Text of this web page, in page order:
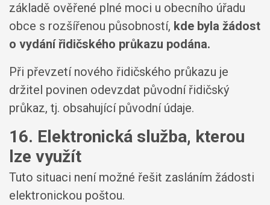
základě ověřené plné moci u obecního úřadu
obce s rozšířenou působností, kde byla žádost
o vydání řidičského průkazu podána.
Při převzetí nového řidičského průkazu je
držitel povinen odevzdat původní řidičský
průkaz, tj. obsahující původní údaje.
16. Elektronická služba, kterou
lze využít
Tuto situaci není možné řešit zasláním žádosti
elektronickou poštou.